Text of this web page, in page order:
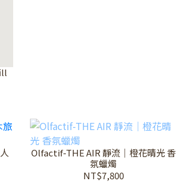
Olfactif-THE AIR 靜流｜橙花晴光 香
氛蠟燭
NT$7,800